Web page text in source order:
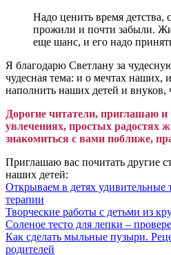
Надо ценить время детства,
прожили и почти забыли.
еще шанс, и его надо
Я благодарю Светлану за
чудесная тема: и о мечтах
наполнить наших детей и
Дорогие читатели, приглашаю и
увлечениях, простых радостях
знакомиться с вами поближе,
Приглашаю вас почитать другие
наших детей:
Открываем в детях
терапии
Творческие работы с детьми из
Соленое тесто для лепки –
Как сделать мыльные пузыри.
родителей